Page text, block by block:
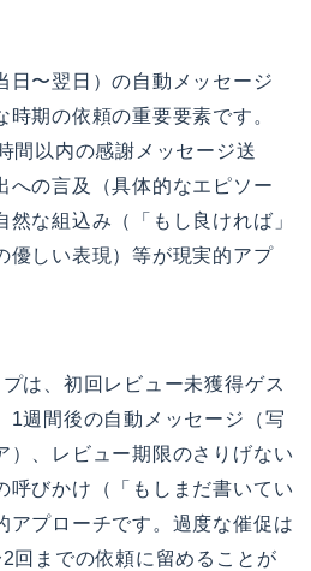
日〜翌日）の自動メッセージ
期の依頼の重要要素です。
間以内の感謝メッセージ送
への言及（具体的なエピソー
然な組込み（「もし良ければ」
優しい表現）等が現実的アプ
は、初回レビュー未獲得ゲス
1週間後の自動メッセージ（写
）、レビュー期限のさりげない
呼びかけ（「もしまだ書いてい
アプローチです。過度な催促は
回までの依頼に留めることが